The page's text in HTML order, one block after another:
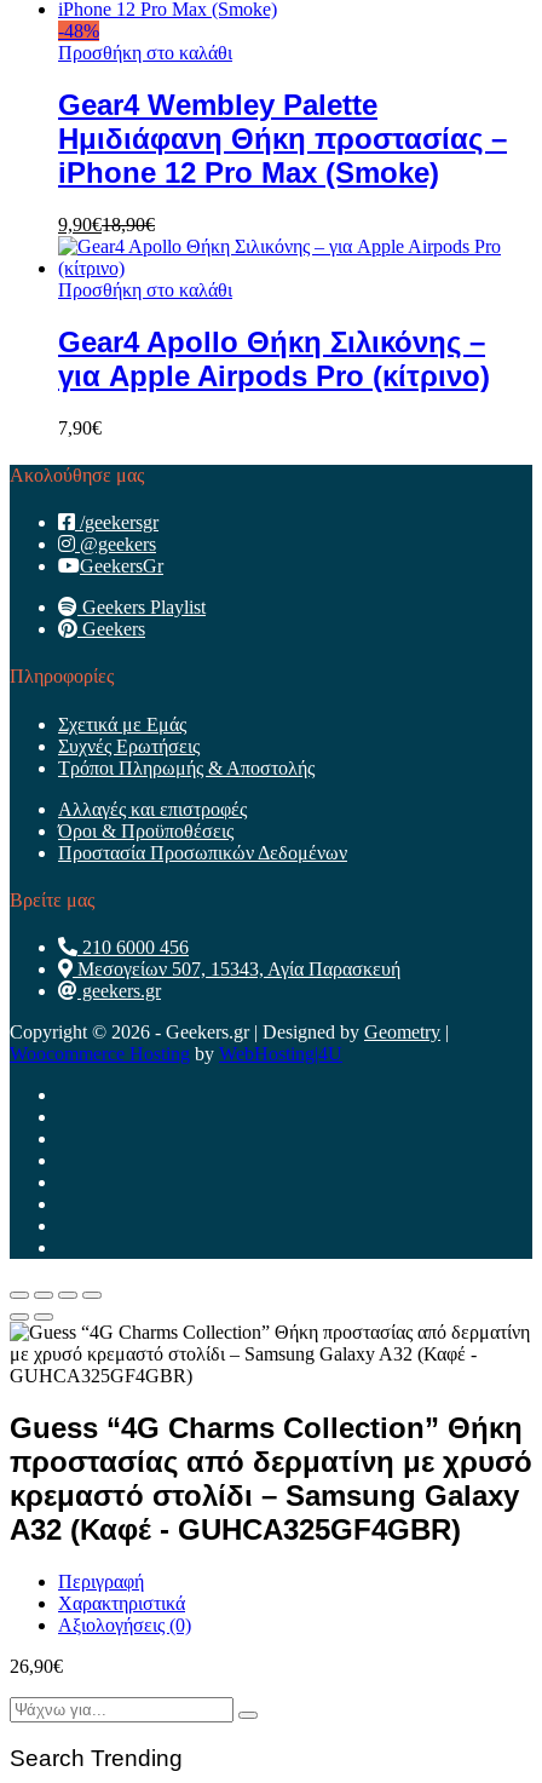
-48%
Προσθήκη στο καλάθι
Gear4 Wembley Palette
Ημιδιάφανη Θήκη προστασίας –
iPhone 12 Pro Max (Smoke)
9,90€18,90€
Προσθήκη στο καλάθι
Gear4 Apollo Θήκη Σιλικόνης –
για Apple Airpods Pro (κίτρινο)
7,90€
Ακολούθησε μας
/geekersgr
@geekers
GeekersGr
Geekers Playlist
Geekers
Πληροφορίες
Σχετικά με Εμάς
Συχνές Ερωτήσεις
Τρόποι Πληρωμής & Αποστολής
Αλλαγές και επιστροφές
Όροι & Προϋποθέσεις
Προστασία Προσωπικών Δεδομένων
Βρείτε μας
210 6000 456
Μεσογείων 507, 15343, Αγία Παρασκευή
geekers.gr
Copyright © 2026 - Geekers.gr | Designed by Geometry |
Woocommerce Hosting by WebHosting|4U
Guess “4G Charms Collection” Θήκη
προστασίας από δερματίνη με χρυσό
κρεμαστό στολίδι – Samsung Galaxy
A32 (Καφέ - GUHCA325GF4GBR)
Περιγραφή
Χαρακτηριστικά
Αξιολογήσεις (0)
26,90€
Search Trending